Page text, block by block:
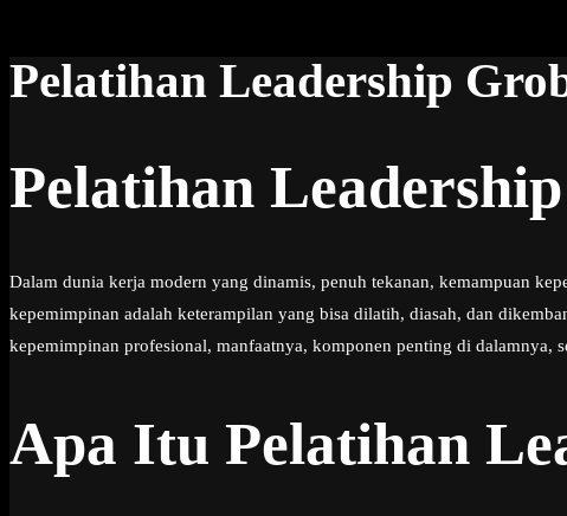
Pelatihan Leadership
Pelatihan
Dalam dunia kerja modern yang dinamis, penuh tekanan, kemampuan
kepemimpinan adalah keterampilan yang bisa dilatih, diasah, dan
kepemimpinan profesional, manfaatnya, komponen penting di dalamnya,
Apa Itu Pelatihan